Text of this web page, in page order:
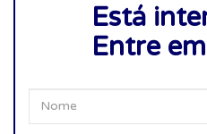
Está
Entre